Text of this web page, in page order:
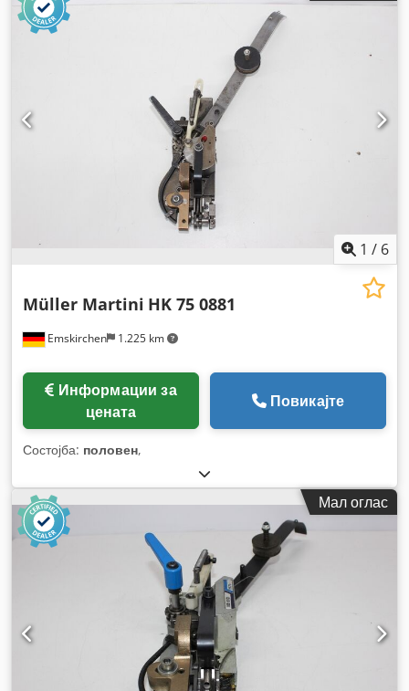
1 / 6
Emskirchen 1.225 km
Müller Martini HK 75 0881
цената
Повикајте
Состојба: половен,
Мал оглас